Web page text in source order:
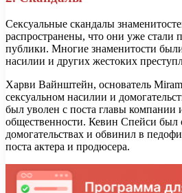
Сексуальные скандалы
распространены, что они уже
публики. Многие знаменитости
насилии и других жестоких
Харви Вайнштейн, основатель
сексуальном насилии и
был уволен с поста главы компании
общественности. Кевин Спейси был
домогательствах и обвинил в
поста актера и продюсера.